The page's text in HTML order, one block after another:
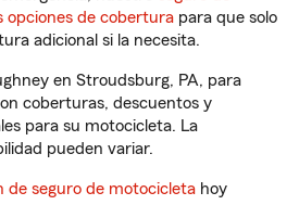
opciones de cobertura para que solo
adicional si la necesita.
en Stroudsburg, PA, para
coberturas, descuentos y
para su motocicleta. La
pueden variar.
de seguro de motocicleta hoy